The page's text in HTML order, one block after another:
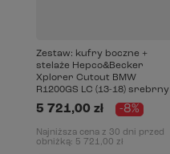
Zestaw: kufry boczne +
stelaże Hepco&Becker
Xplorer Cutout BMW
R1200GS LC (13-18) srebrny
5 721,00 zł -8%
Najniższa cena z 30 dni przed
obniżką: 5 721,00 zł